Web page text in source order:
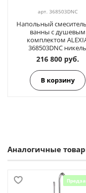
арт. 368503DNC
Напольный
ванны с душевым
комплектом
368503DNC никель
216 800 руб.
В корзину
Аналогичные